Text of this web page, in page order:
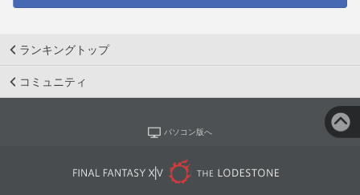
ランキングトップ
コミュニティ
パソコン版へ